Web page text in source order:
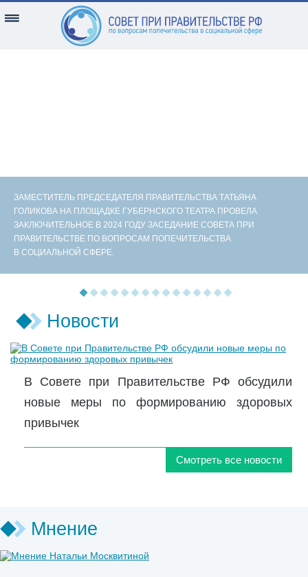
ЗАМЕСТИТЕЛЬ ПРЕДСЕДАТЕЛЯ ПРАВИТЕЛЬСТВА ТАТЬЯНА
ГОЛИКОВА НА ПЛОЩАДКЕ ГУБЕРНСКОГО ТЕАТРА ПРОВЕЛА
ЗАКЛЮЧИТЕЛЬНОЕ В 2024 ГОДУ ЗАСЕДАНИЕ СОВЕТА ПРИ
ПРАВИТЕЛЬСТВЕ ПО ВОПРОСАМ ПОПЕЧИТЕЛЬСТВА
В СОЦИАЛЬНОЙ СФЕРЕ.
Новости
В Совете при Правительстве РФ обсудили
новые меры по формированию здоровых
привычек
Смотреть все новости
Мнение